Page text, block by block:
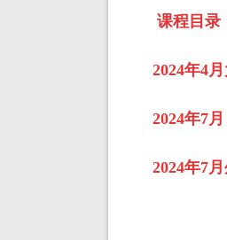
课程目录
2024年4
2024年7
2024年7